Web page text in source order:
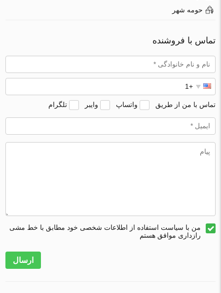
حومه شهر
تماس با فروشنده
تماس با من از طریق واتساپ وایبر تلگرام
من با سیاست استفاده از اطلاعات شخصی خود مطابق با خط مشی
رازداری موافق هستم
ارسال